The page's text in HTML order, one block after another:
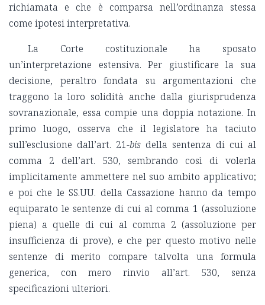
richiamata e che è comparsa nell’ordinanza stessa
come ipotesi interpretativa.
La Corte costituzionale ha sposato
un’interpretazione estensiva. Per giustificare la sua
decisione, peraltro fondata su argomentazioni che
traggono la loro solidità anche dalla giurisprudenza
sovranazionale, essa compie una doppia notazione. In
primo luogo, osserva che il legislatore ha taciuto
sull’esclusione dall’art. 21-bis della sentenza di cui al
comma 2 dell’art. 530, sembrando così di volerla
implicitamente ammettere nel suo ambito applicativo;
e poi che le SS.UU. della Cassazione hanno da tempo
equiparato le sentenze di cui al comma 1 (assoluzione
piena) a quelle di cui al comma 2 (assoluzione per
insufficienza di prove), e che per questo motivo nelle
sentenze di merito compare talvolta una formula
generica, con mero rinvio all’art. 530, senza
specificazioni ulteriori.